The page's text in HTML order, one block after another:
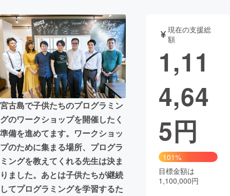
テクノロジー・ガジェット
映像・映画
ビジネス・起業 チャレンジ
まちづくり・地域活性化
CAMPFIRE for Social Good
CAMPFIRE Creation
CAMPFIREふるさと納税machi-ya コミュニティ
宮古島で子供たちのプログラミン
グのワークショップを開催したく
準備を進めてます。ワークショッ
プのために集まる場所、プログラ
ミングを教えてくれる先生は決ま
りました。あとは子供たちが継続
してプログラミングを学習するた
現在の支援総
額
1,11
4,64
5円
101%
目標金額は
1,100,000円